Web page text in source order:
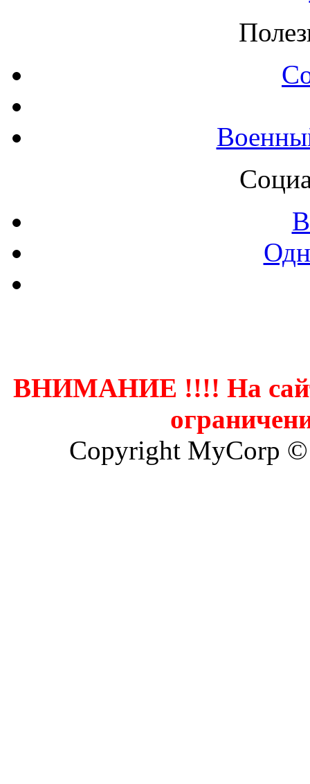
ВНИМАНИЕ !!!! На
Copyright MyCorp